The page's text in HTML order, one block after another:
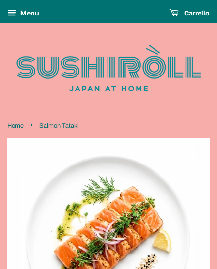
Menu Carrello
Home › Salmon Tataki